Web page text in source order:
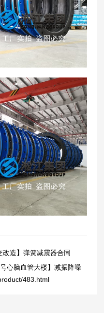
改造】弹簧减震器合同
心脑血管大楼】减振降噪
483.html